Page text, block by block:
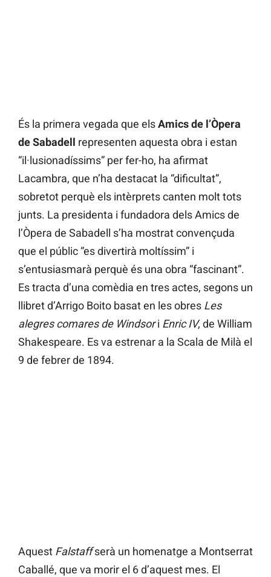
És la primera vegada que elsAmics de l’Òpera
de Sabadell representen aquesta obra i estan
“il·lusionadíssims” per fer-ho, ha afirmat
Lacambra, que n’ha destacat la “dificultat”,
sobretot perquè els intèrprets canten molt tots
junts. La presidenta i fundadora dels Amics de
l’Òpera de Sabadell s’ha mostrat convençuda
que el públic “es divertirà moltíssim” i
s’entusiasmarà perquè és una obra “fascinant”.
Es tracta d’una comèdia en tres actes, segons un
llibret d’Arrigo Boito basat en les obres Les
alegres comares de Windsori Enric IV, de William
Shakespeare. Es va estrenar a la Scala de Milà el
9 de febrer de 1894.
Aquest Falstaffserà un homenatge a Montserrat
Caballé, que va morir el 6 d’aquest mes. El